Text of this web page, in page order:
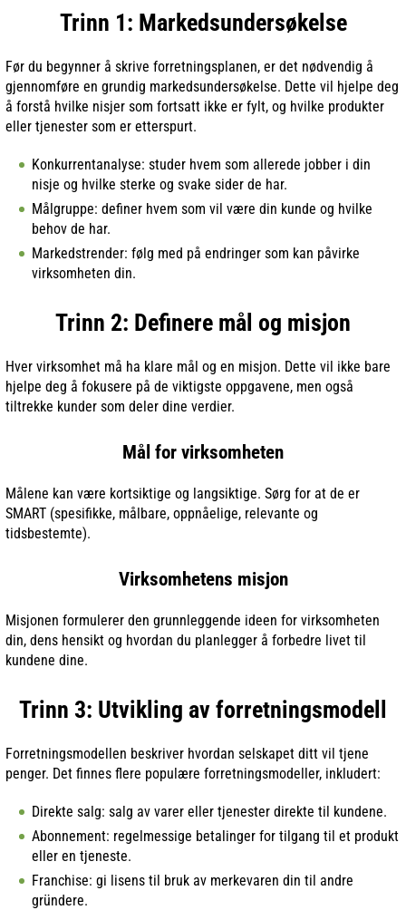
Trinn 1: Markedsundersøkelse
Før du begynner å skrive forretningsplanen, er det nødvendig å
gjennomføre en grundig markedsundersøkelse. Dette vil hjelpe deg
å forstå hvilke nisjer som fortsatt ikke er fylt, og hvilke produkter
eller tjenester som er etterspurt.
Konkurrentanalyse: studer hvem som allerede jobber i din
nisje og hvilke sterke og svake sider de har.
Målgruppe: definer hvem som vil være din kunde og hvilke
behov de har.
Markedstrender: følg med på endringer som kan påvirke
virksomheten din.
Trinn 2: Definere mål og misjon
Hver virksomhet må ha klare mål og en misjon. Dette vil ikke bare
hjelpe deg å fokusere på de viktigste oppgavene, men også
tiltrekke kunder som deler dine verdier.
Mål for virksomheten
Målene kan være kortsiktige og langsiktige. Sørg for at de er
SMART (spesifikke, målbare, oppnåelige, relevante og
tidsbestemte).
Virksomhetens misjon
Misjonen formulerer den grunnleggende ideen for virksomheten
din, dens hensikt og hvordan du planlegger å forbedre livet til
kundene dine.
Trinn 3: Utvikling av forretningsmodell
Forretningsmodellen beskriver hvordan selskapet ditt vil tjene
penger. Det finnes flere populære forretningsmodeller, inkludert:
Direkte salg: salg av varer eller tjenester direkte til kundene.
Abonnement: regelmessige betalinger for tilgang til et produkt
eller en tjeneste.
Franchise: gi lisens til bruk av merkevaren din til andre
gründere.